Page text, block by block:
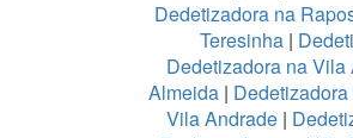
Dedetizadora na
Teresinha|
Dedetizadora na Vila
Almeida |
Vila Andrade |